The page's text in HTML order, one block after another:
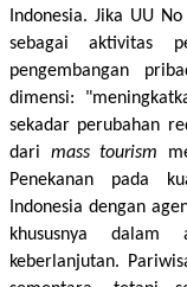
Indonesia. Jika UU
sebagai aktivitas
pengembangan
dimensi:
sekadar perubahan
dari mass tourism
Penekanan pada
Indonesia dengan
khususnya dalam
keberlanjutan.